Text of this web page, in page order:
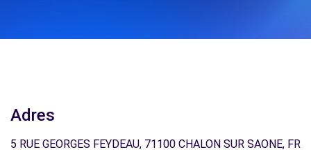
Adres
5 RUE GEORGES FEYDEAU, 71100 CHALON SUR SAONE, FR